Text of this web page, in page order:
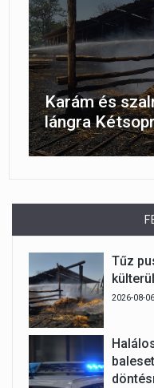
Karám és
lángra
Tűz
2026-08-06